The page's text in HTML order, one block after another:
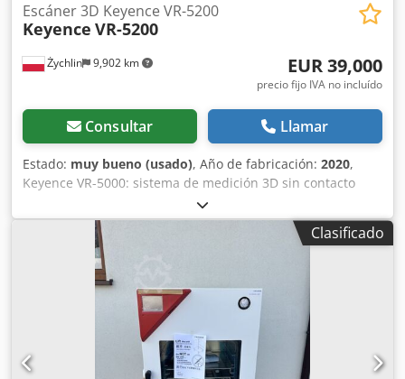
Żychlin 9,902 km
Escáner 3D Keyence VR-5200
Keyence VR-5200
EUR 39,000
precio fijo IVA no incluído
Consultar Llamar
Estado: muy bueno (usado), Año de fabricación: 2020,
Keyence VR-5000: sistema de medición 3D sin contacto
Keyence VR-5000 One-Shot 3D es un sistema de medición
avanzado y sin contacto que utiliza tecnología óptica para
realizar mediciones rápidas y extremadamente precisas de
la geometría de las piezas. El dispositivo realiza un
escaneo 3D completo en cuestión de segundos, lo que
permite controlar las dimensiones, analizar los perfiles, la
altura, el volumen, la rugosidad y comparar las piezas con
un modelo CAD. El conjunto ofrecido incluye: * Cabezal de
medición Keyence VR Series One-Shot 3D * Controlador
Keyence VR-5200 * Mesa de medición Keyence VR-H3W *
Clasificado